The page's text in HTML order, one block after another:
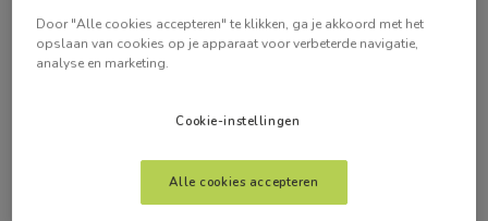
Door "Alle cookies accepteren" te klikken, ga je akkoord met het
opslaan van cookies op je apparaat voor verbeterde navigatie,
analyse en marketing.
Cookie-instellingen
Alle cookies accepteren